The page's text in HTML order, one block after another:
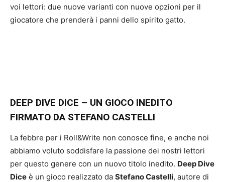
voi lettori: due nuove varianti con nuove opzioni per il
giocatore che prenderà i panni dello spirito gatto.
DEEP DIVE DICE – UN GIOCO INEDITO
FIRMATO DA STEFANO CASTELLI
La febbre per i Roll&Write non conosce fine, e anche noi
abbiamo voluto soddisfare la passione dei nostri lettori
per questo genere con un nuovo titolo inedito. Deep Dive
Dice è un gioco realizzato da Stefano Castelli, autore di